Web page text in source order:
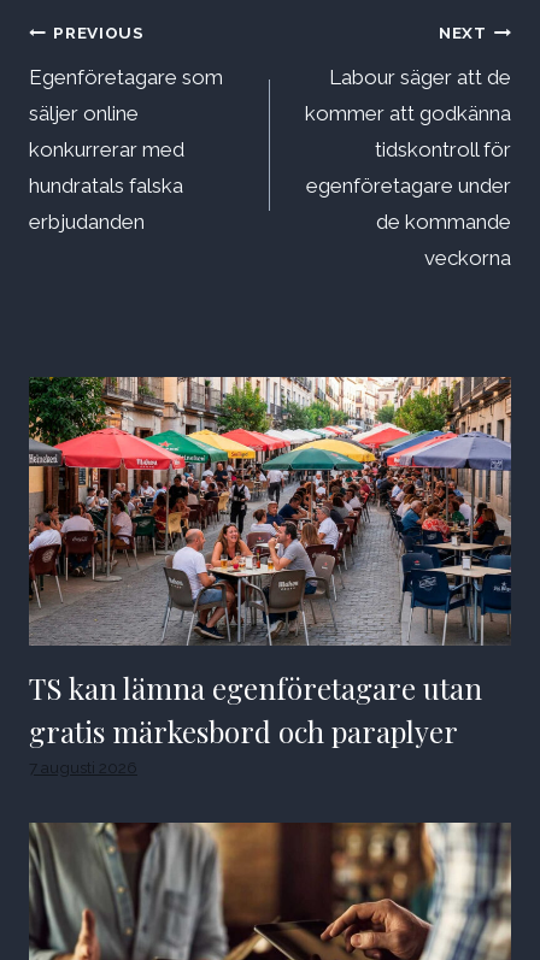
Inläggsnavigering
PREVIOUS
Egenföretagare som
säljer online
konkurrerar med
hundratals falska
erbjudanden
NEXT
Labour säger att de
kommer att godkänna
tidskontroll för
egenföretagare under
de kommande
veckorna
TS kan lämna egenföretagare utan
gratis märkesbord och paraplyer
7 augusti 2026